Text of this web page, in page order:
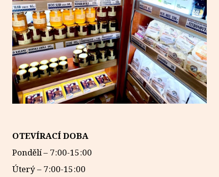
OTEVÍRACÍ DOBA
Pondělí – 7:00-15:00
Úterý – 7:00-15:00